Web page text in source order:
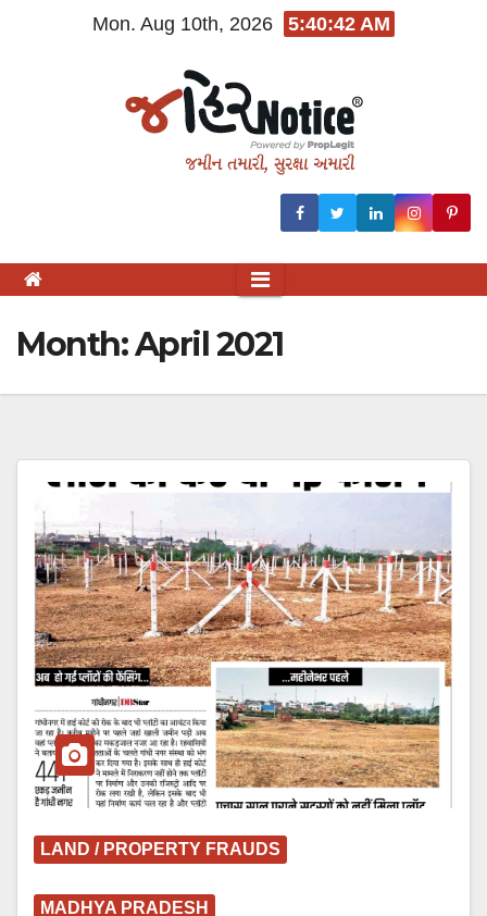
Mon. Aug 10th, 2026 5:40:43 AM
Month:April 2021
LAND / PROPERTY FRAUDS
MADHYA PRADESH